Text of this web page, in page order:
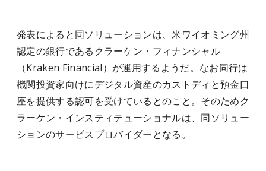
発表によると同ソリューションは、米ワイオミング州
認定の銀行であるクラーケン・フィナンシャル
（Kraken Financial）が運用するようだ。なお同行は
機関投資家向けにデジタル資産のカストディと預金口
座を提供する認可を受けているとのこと。そのためク
ラーケン・インスティテューショナルは、同ソリュー
ションのサービスプロバイダーとなる。